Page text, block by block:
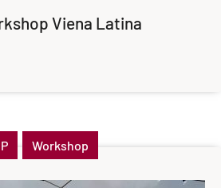
Viena Latina
Workshop